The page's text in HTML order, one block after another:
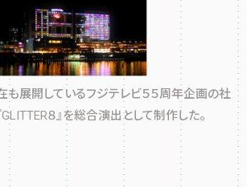
展開しているフジテレビ５５周年企画の社
８』を総合演出として制作した。